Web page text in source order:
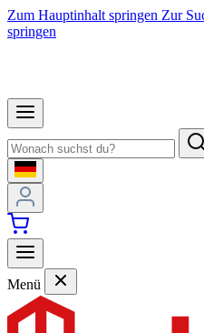
Zum Hauptinhalt springen Zur
springen
Menü